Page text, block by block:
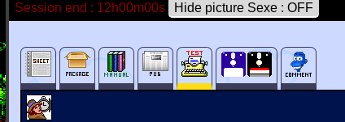
Session end : 12h00m00s
Hide picture Sexe : OFF